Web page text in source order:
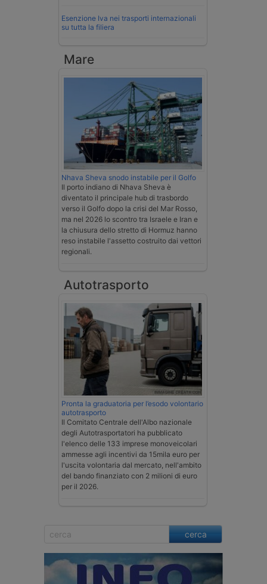
Esenzione Iva nei trasporti internazionali
su tutta la filiera
Mare
Nhava Sheva snodo instabile per il Golfo
Il porto indiano di Nhava Sheva è
diventato il principale hub di trasbordo
verso il Golfo dopo la crisi del Mar Rosso,
ma nel 2026 lo scontro tra Israele e Iran e
la chiusura dello stretto di Hormuz hanno
reso instabile l'assetto costruito dai vettori
regionali.
Autotrasporto
Pronta la graduatoria per l’esodo volontario
autotrasporto
Il Comitato Centrale dell'Albo nazionale
degli Autotrasportatori ha pubblicato
l'elenco delle 133 imprese monoveicolari
ammesse agli incentivi da 15mila euro per
l'uscita volontaria dal mercato, nell'ambito
del bando finanziato con 2 milioni di euro
per il 2026.
cerca